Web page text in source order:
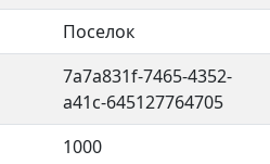
Поселок
7a7a831f-7465-4352-
a41c-645127764705
1000